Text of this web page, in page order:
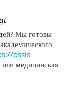
Мы готовы
ossis-
медицинская